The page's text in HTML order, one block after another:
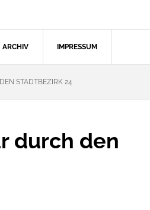
ARCHIV IMPRESSUM
STADTBEZIRK 24
durch den